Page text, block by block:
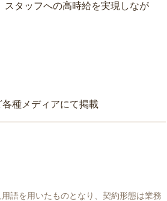
タッフへの高時給を実現しなが
種メディアにて掲載
語を用いたものとなり、契約形態は業務